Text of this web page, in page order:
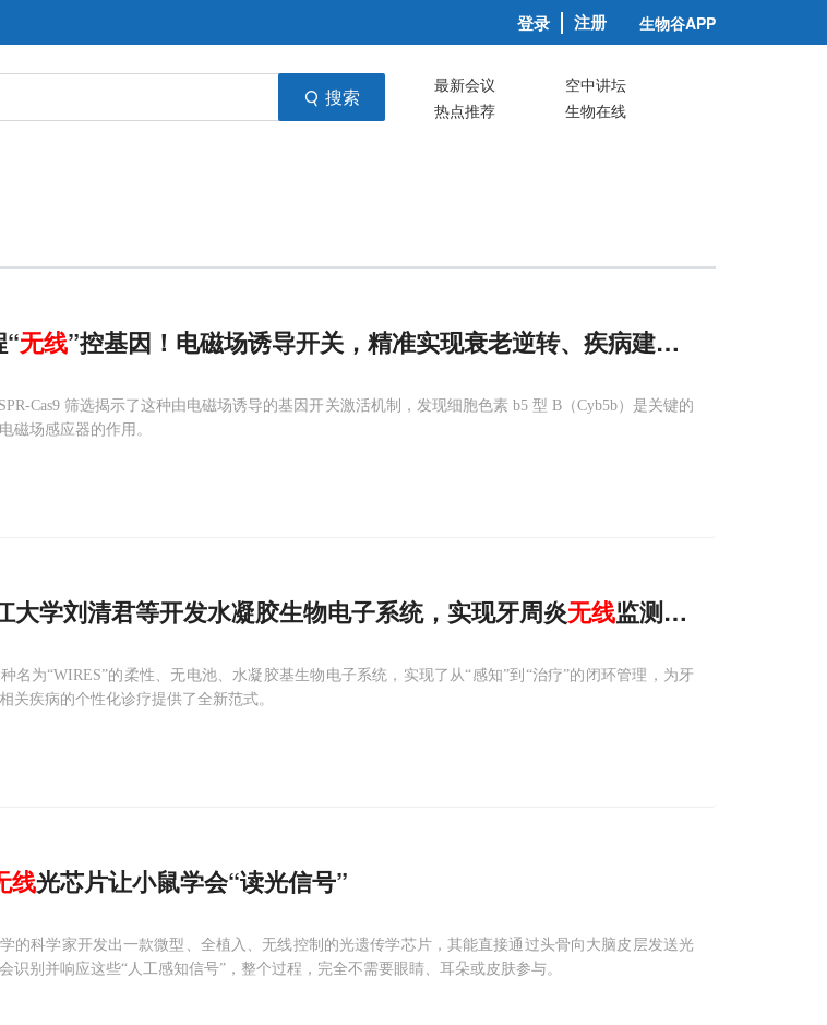
登录 注册 生物谷APP
搜索 最新会议
空中讲坛
热点推荐
生物在线
无线”控基因！电磁场诱导开关，精准实现衰老逆转、疾病建模与行为纠正
Cas9 筛选揭示了这种由电磁场诱导的基因开关激活机制，发现细胞色素 b5 型 B（Cyb5b）是关键的
磁场感应器的作用。
大学刘清君等开发水凝胶生物电子系统，实现牙周炎无线监测与miRNA免疫
名为“WIRES”的柔性、无电池、水凝胶基生物电子系统，实现了从“感知”到“治疗”的闭环管理，为牙
关疾病的个性化诊疗提供了全新范式。
线光芯片让小鼠学会“读光信号”
的科学家开发出一款微型、全植入、无线控制的光遗传学芯片，其能直接通过头骨向大脑皮层发送光
识别并响应这些“人工感知信号”，整个过程，完全不需要眼睛、耳朵或皮肤参与。